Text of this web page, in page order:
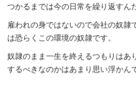
つかるまでは今の日常を繰り返すん
雇われの身ではないので会社の奴隷
は恐らくこの環境の奴隷です。
奴隷のまま一生を終えるつもりはあ
するべきなのかはあまり思い浮かん